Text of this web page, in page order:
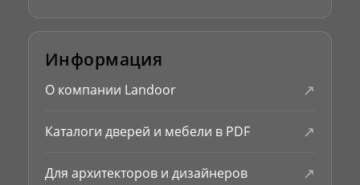
Информация
О компании Landoor ↗
Каталоги дверей и мебели в PDF ↗
Для архитекторов и дизайнеров ↗